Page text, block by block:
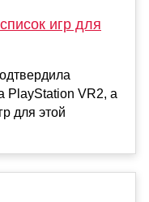
игр для
PlayStation VR2, а
для этой